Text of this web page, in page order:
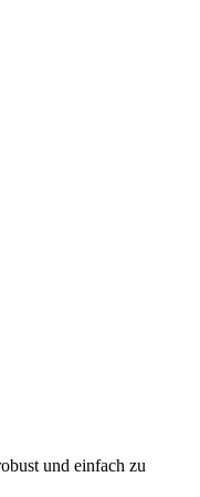
und einfach zu